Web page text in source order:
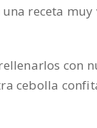
una receta
con
cebolla